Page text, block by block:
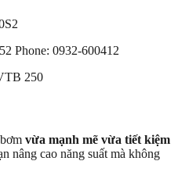
Phone: 0932-600412
250
vừa mạnh mẽ vừa tiết kiệm
nâng cao năng suất mà không